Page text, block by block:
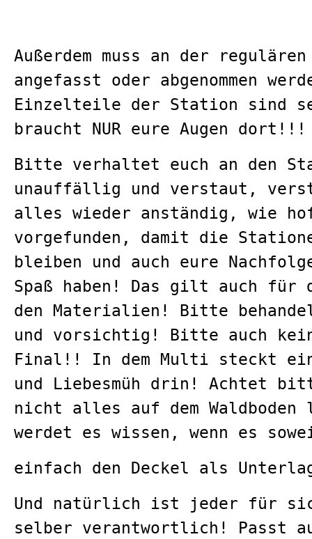
Außerdem muss an der
angefasst oder abgenommen
Einzelteile der Station sind
braucht NUR eure Augen
Bitte verhaltet euch an den
unauffällig und verstaut,
alles wieder anständig, wie
vorgefunden, damit die
bleiben und auch eure
Spaß haben! Das gilt auch für
den Materialien! Bitte
und vorsichtig! Bitte auch
Final!! In dem Multi steckt ein
und Liebesmüh drin! Achtet
nicht alles auf dem
werdet es wissen, wenn es
einfach den Deckel als
Und natürlich ist jeder für
selber verantwortlich! Passt